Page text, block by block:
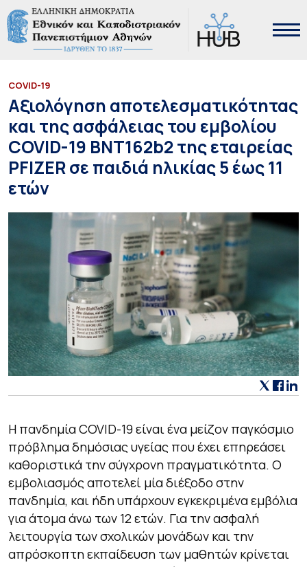
COVID-19
Αξιολόγηση αποτελεσματικότητας
και της ασφάλειας του εμβολίου
COVID-19 BNT162b2 της εταιρείας
PFIZER σε παιδιά ηλικίας 5 έως 11
ετών
Η πανδημία COVID-19 είναι ένα μείζον παγκόσμιο
πρόβλημα δημόσιας υγείας που έχει επηρεάσει
καθοριστικά την σύγχρονη πραγματικότητα. Ο
εμβολιασμός αποτελεί μία διέξοδο στην
πανδημία, και ήδη υπάρχουν εγκεκριμένα εμβόλια
για άτομα άνω των 12 ετών. Για την ασφαλή
λειτουργία των σχολικών μονάδων και την
απρόσκοπτη εκπαίδευση των μαθητών κρίνεται